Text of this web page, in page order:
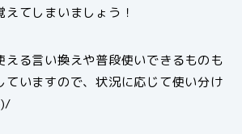
てしまいましょう！
える言い換えや普段使いできるものも
ていますので、状況に応じて使い分け